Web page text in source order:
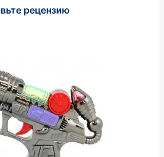
рецензию